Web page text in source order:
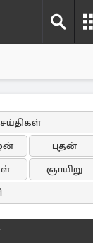
புதன்
ஞாயிறு